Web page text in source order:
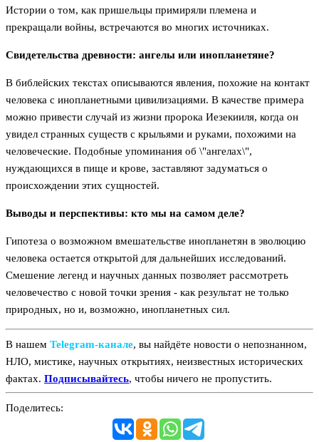
Истории о том, как пришельцы примиряли племена и
прекращали войны, встречаются во многих источниках.
Свидетельства древности: ангелы или инопланетяне?
В библейских текстах описываются явления, похожие на контакт
человека с инопланетными цивилизациями. В качестве примера
можно привести случай из жизни пророка Иезекииля, когда он
увидел странных существ с крыльями и руками, похожими на
человеческие. Подобные упоминания об \"ангелах\",
нуждающихся в пище и крове, заставляют задуматься о
происхождении этих сущностей.
Выводы и перспективы: кто мы на самом деле?
Гипотеза о возможном вмешательстве инопланетян в эволюцию
человека остается открытой для дальнейших исследований.
Смешение легенд и научных данных позволяет рассмотреть
человечество с новой точки зрения - как результат не только
природных, но и, возможно, инопланетных сил.
В нашем Telegram‑канале, вы найдёте новости о непознанном,
НЛО, мистике, научных открытиях, неизвестных исторических
фактах. Подписывайтесь, чтобы ничего не пропустить.
Поделитесь: